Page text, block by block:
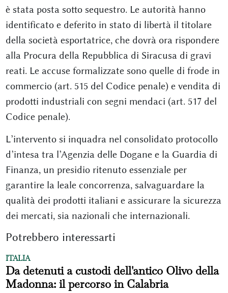
è stata posta sotto sequestro. Le autorità hanno
identificato e deferito in stato di libertà il titolare
della società esportatrice, che dovrà ora rispondere
alla Procura della Repubblica di Siracusa di gravi
reati. Le accuse formalizzate sono quelle di frode in
commercio (art. 515 del Codice penale) e vendita di
prodotti industriali con segni mendaci (art. 517 del
Codice penale).
L’intervento si inquadra nel consolidato protocollo
d’intesa tra l’Agenzia delle Dogane e la Guardia di
Finanza, un presidio ritenuto essenziale per
garantire la leale concorrenza, salvaguardare la
qualità dei prodotti italiani e assicurare la sicurezza
dei mercati, sia nazionali che internazionali.
Potrebbero interessarti
ITALIA
Da detenuti a custodi dell'antico Olivo della
Madonna: il percorso in Calabria